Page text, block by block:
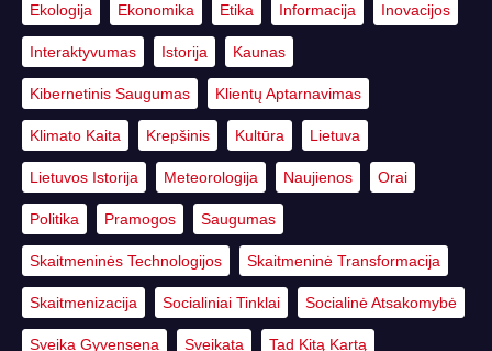
Ekologija Ekonomika Etika Informacija Inovacijos
Interaktyvumas Istorija Kaunas
Kibernetinis Saugumas Klientų Aptarnavimas
Klimato Kaita Krepšinis Kultūra Lietuva
Lietuvos Istorija Meteorologija Naujienos Orai
Politika Pramogos Saugumas
Skaitmeninės Technologijos Skaitmeninė Transformacija
Skaitmenizacija Socialiniai Tinklai Socialinė Atsakomybė
Sveika Gyvensena Sveikata Tad Kitą Kartą